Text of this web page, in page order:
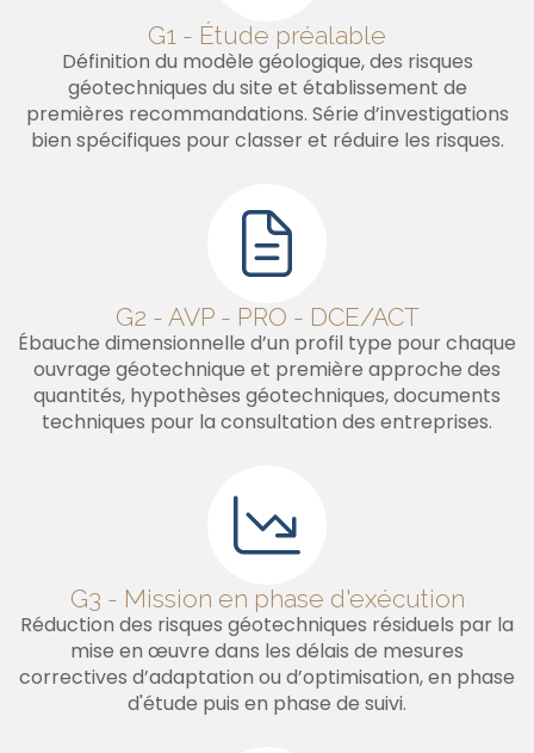
G1 - Étude préalable
Définition du modèle géologique, des risques
géotechniques du site et établissement de
premières recommandations. Série d’investigations
bien spécifiques pour classer et réduire les risques.
G2 - AVP - PRO - DCE/ACT
Ébauche dimensionnelle d’un profil type pour chaque
ouvrage géotechnique et première approche des
quantités, hypothèses géotechniques, documents
techniques pour la consultation des entreprises.
G3 - Mission en phase d'exécution
Réduction des risques géotechniques résiduels par la
mise en œuvre dans les délais de mesures
correctives d’adaptation ou d’optimisation, en phase
d'étude puis en phase de suivi.